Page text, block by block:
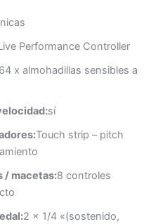
Performance Controller
x almohadillas sensibles a
sí
Touch strip – pitch
/ macetas:8 controles
2 x 1/4 «(sostenido,